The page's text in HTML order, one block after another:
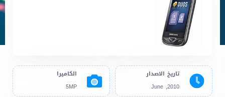
تاريخ الاصدار
2010, June
الكاميرا
5MP